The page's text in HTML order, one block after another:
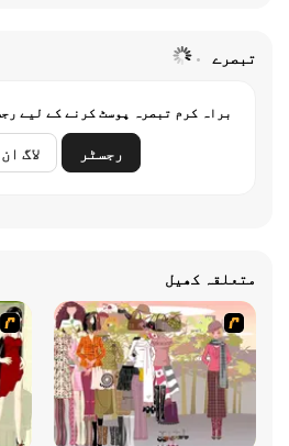
تبصرے
براہ کرم تبصرہ پوسٹ کرنے کے لیے
رجسٹر لاگ
متعلقہ کھیل